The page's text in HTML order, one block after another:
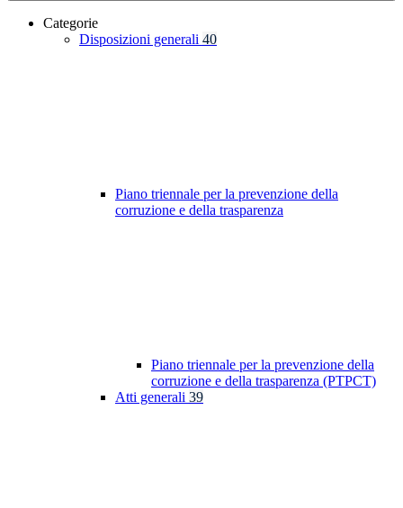
Categorie
Disposizioni generali 40
Piano triennale per la prevenzione della
corruzione e della trasparenza
Piano triennale per la prevenzione della
corruzione e della trasparenza (PTPCT)
Atti generali 39